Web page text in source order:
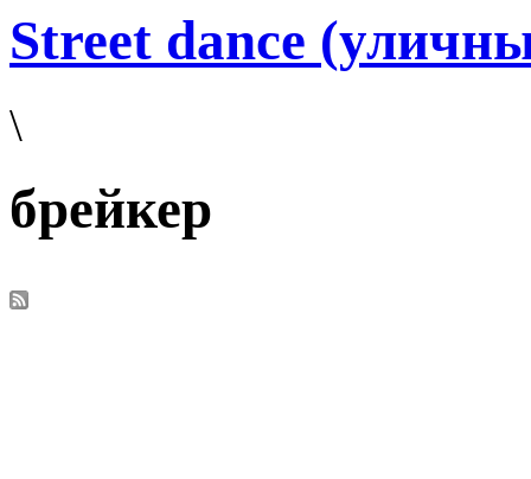
Street dance
\
брейкер